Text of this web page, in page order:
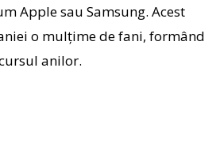
Apple sau Samsung. Acest
o mulțime de fani, formând
anilor.